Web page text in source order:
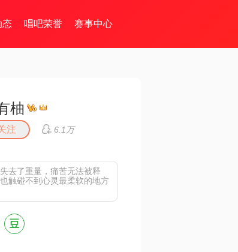
态 唱吧荣誉 赛事中心
柚
注 6.1万
去了重量，痛苦无法被释
触碰不到心灵最柔软的地方